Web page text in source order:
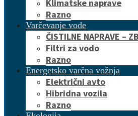
Klimatske naprave
Razno
Varčevanje vode
ČISTILNE NAPRAVE –
Filtri za vodo
Razno
Energetsko varčna vožnja
Električni avto
Hibridna vozila
Razno